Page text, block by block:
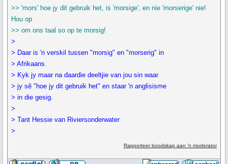
>> 'mors' hoe jy dit gebruik het, is 'morsige', en nie 'morserige' nie!
Hou op
>> om ons taal so op te morsig!
>
> Daar is 'n verskil tussen "morsig" en "morserig" in
> Afrikaans.
> Kyk jy maar na daardie deeltjie van jou sin waar
> jy sê "hoe jy dit gebruik het" en staar 'n anglisisme
> in die gesig.
>
> Tant Hessie van Riviersonderwater
>
Rapporteer boodskap aan 'n moderator